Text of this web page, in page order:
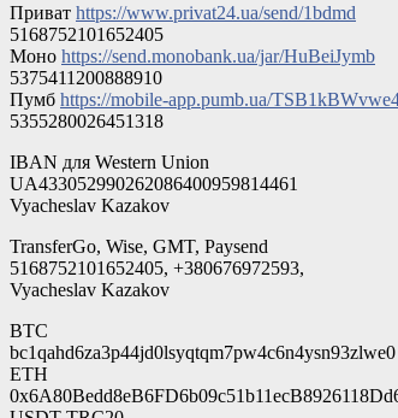
Приват https://www.privat24.ua/send/1bdmd
5168752101652405
Моно https://send.monobank.ua/jar/HuBeiJymb
5375411200888910
Пумб https://mobile-app.pumb.ua/
5355280026451318
IBAN для Western Union
UA433052990262086400959814461
Vyacheslav Kazakov
TransferGo, Wise, GMT, Paysend
5168752101652405, ‪‪‪‪‪+380676972593‬‬‬‬‬,
Vyacheslav Kazakov
BTC
bc1qahd6za3p44jd0lsyqtqm7pw4c6n4ysn93zlwe0
ETH